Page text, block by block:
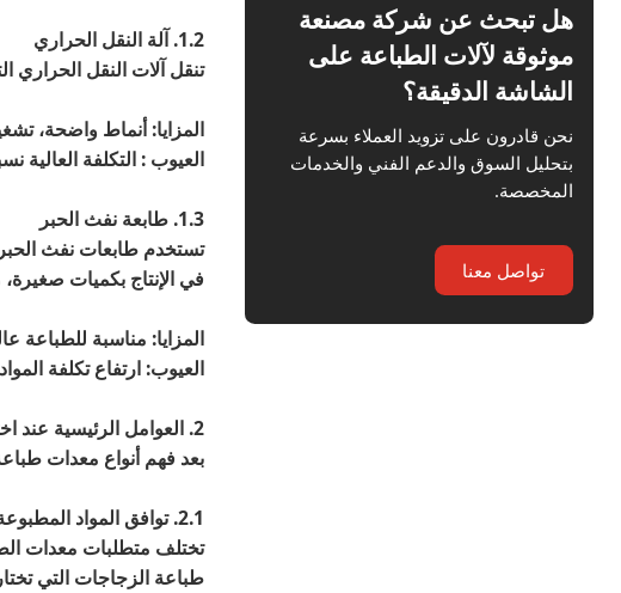
1.2. آلة النقل الحراري
تنقل آلات النقل الحراري
المزايا: أنماط واضحة،
العيوب : التكلفة العالية
1.3. طابعة نفث الحبر
تستخدم طابعات نفث
في الإنتاج بكميات
المزايا: مناسبة للطباعة
العيوب: ارتفاع تكلفة
2. العوامل الرئيسية عند اختيار معدات طباعة الزجاجات
بعد فهم أنواع معدات
2.1. توافق المواد المطبوعة
تختلف متطلبات معدات
طباعة الزجاجات التي
هل تبحث عن شركة مصنعة
موثوقة لآلات الطباعة على
الشاشة الدقيقة؟
نحن قادرون على تزويد العملاء بسرعة
بتحليل السوق والدعم الفني والخدمات
المخصصة.
تواصل معنا